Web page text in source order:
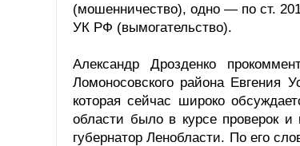
(мошенничество), одно — по ст.
УК РФ (вымогательство).
Александр Дрозденко
Ломоносовского района Евгения
которая сейчас широко
области было в курсе проверок и
губернатор Ленобласти. По его